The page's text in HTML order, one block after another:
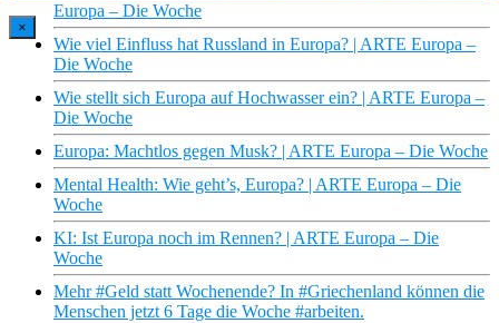
Europa – Die Woche
Wie viel Einfluss hat Russland in Europa? | ARTE Europa –
Die Woche
Wie stellt sich Europa auf Hochwasser ein? | ARTE Europa –
Die Woche
Europa: Machtlos gegen Musk? | ARTE Europa – Die Woche
Mental Health: Wie geht’s, Europa? | ARTE Europa – Die
Woche
KI: Ist Europa noch im Rennen? | ARTE Europa – Die
Woche
Mehr #Geld statt Wochenende? In #Griechenland können die
Menschen jetzt 6 Tage die Woche #arbeiten.
×